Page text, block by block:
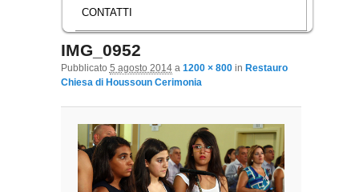
CONTATTI
Navigazione immagini
IMG_0952
Pubblicato 5 agosto 2014a 1200 × 800in Restauro
Chiesa di Houssoun Cerimonia